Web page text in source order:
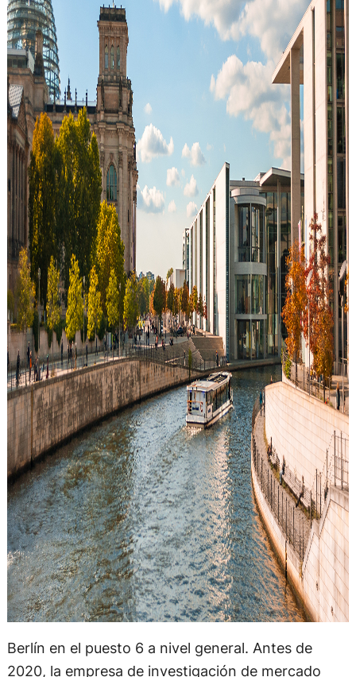
Berlín en el puesto 6 a nivel general. Antes de
2020, la empresa de investigación de mercado